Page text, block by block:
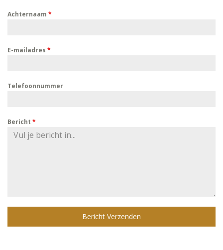
Achternaam *
E-mailadres *
Telefoonnummer
Bericht *
Bericht Verzenden